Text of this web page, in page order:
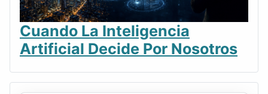
Cuando La Inteligencia
Artificial Decide Por Nosotros